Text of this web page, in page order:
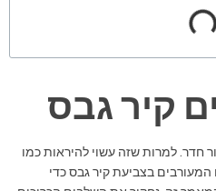
קיר גבס
חדר. למרות שזה עשוי להיראות כמו
בצביעת קיר גבס כדי